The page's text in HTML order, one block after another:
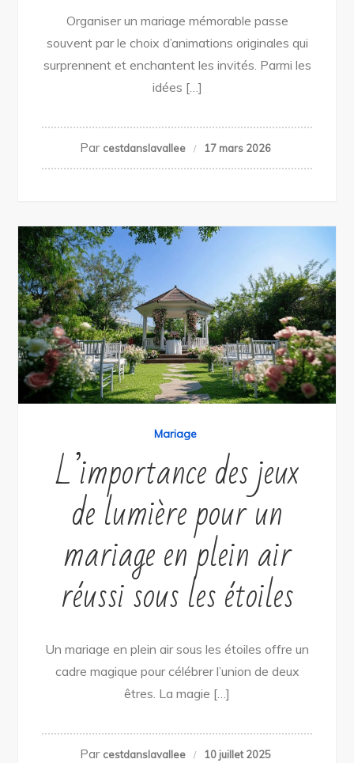
Organiser un mariage mémorable passe
souvent par le choix d’animations originales qui
surprennent et enchantent les invités. Parmi les
idées […]
Par cestdanslavallee 17 mars 2026
Mariage
L’importance des jeux
de lumière pour un
mariage en plein air
réussi sous les étoiles
Un mariage en plein air sous les étoiles offre un
cadre magique pour célébrer l’union de deux
êtres. La magie […]
Par cestdanslavallee 10 juillet 2025